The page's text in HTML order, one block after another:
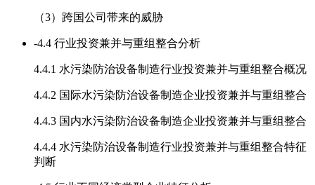
（3）跨国公司带来的威胁
-4.4 行业投资兼并与重组整合分析
4.4.1 水污染防治设备制造行业投资兼并与重组整合概况
4.4.2 国际水污染防治设备制造企业投资兼并与重组整合
4.4.3 国内水污染防治设备制造企业投资兼并与重组整合
4.4.4 水污染防治设备制造行业投资兼并与重组整合特征
判断